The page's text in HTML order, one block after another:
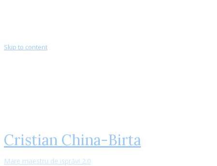
Skip to content
Cristian China-Birta
Mare maestru de isprăvi 2.0